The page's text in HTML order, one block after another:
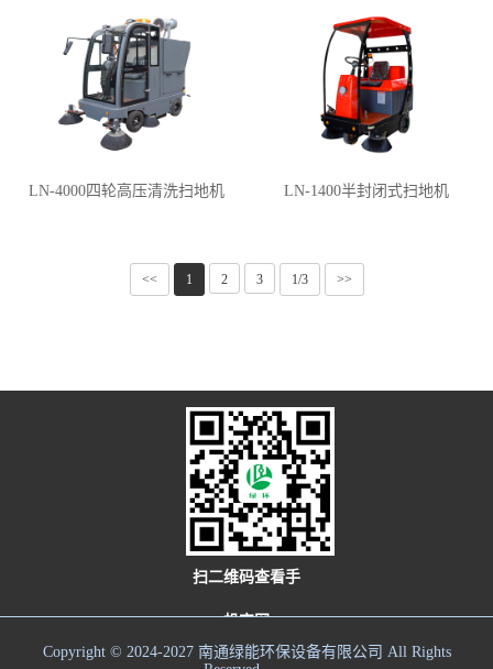
LN-4000四轮高压清洗扫地机 LN-1400半封闭式扫地机
<< 1 2 3 1/3 >>
扫二维码查看手
机官网
Copyright © 2024-2027 南通绿能环保设备有限公司 All Rights